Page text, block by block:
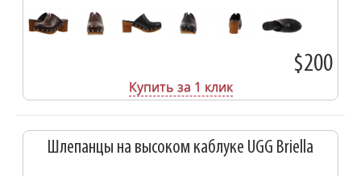
$200
Купить за 1 клик
Шлепанцы на высоком каблуке UGG Briella